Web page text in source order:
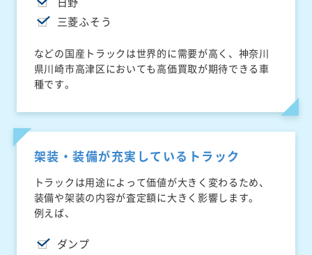
三菱ふそう
などの国産トラックは世界的に需要が高く、神奈川
県川崎市高津区においても高価買取が期待できる車
種です。
架装・装備が充実しているトラック
トラックは用途によって価値が大きく変わるため、
装備や架装の内容が査定額に大きく影響します。
例えば、
ダンプ